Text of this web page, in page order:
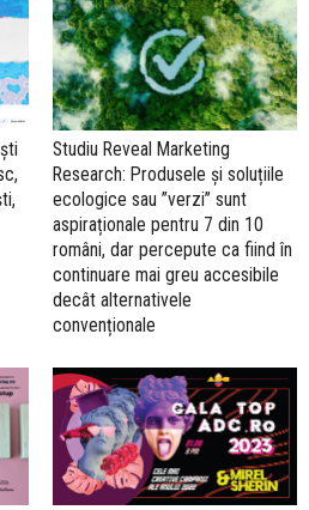
Studiu Reveal Marketing
Research: Produsele și soluțiile
ecologice sau ”verzi” sunt
aspiraționale pentru 7 din 10
români, dar percepute ca fiind în
continuare mai greu accesibile
decât alternativele
convenționale